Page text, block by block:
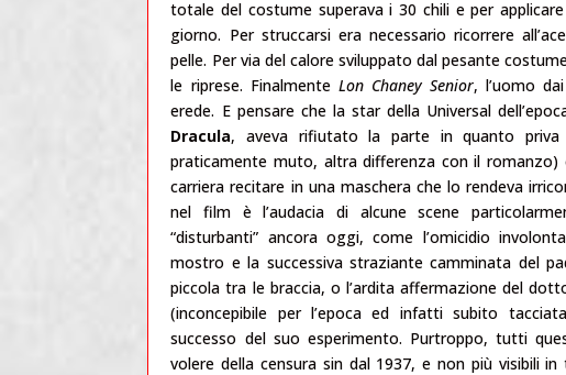
totale del costume superava i 30 chili e per
giorno. Per struccarsi era necessario ricorrere
pelle. Per via del calore sviluppato dal pesante
le riprese. Finalmente Lon Chaney Senior, l’uomo
erede. E pensare che la star della Universal
Dracula, aveva rifiutato la parte in quanto
praticamente muto, altra differenza con il romanzo)
carriera recitare in una maschera che lo rendeva
nel film è l’audacia di alcune scene
“disturbanti” ancora oggi, come l’omicidio
mostro e la successiva straziante camminata del
piccola tra le braccia, o l’ardita affermazione del
(inconcepibile per l’epoca ed infatti subito
successo del suo esperimento. Purtroppo, tutti
volere della censura sin dal 1937, e non più visibili